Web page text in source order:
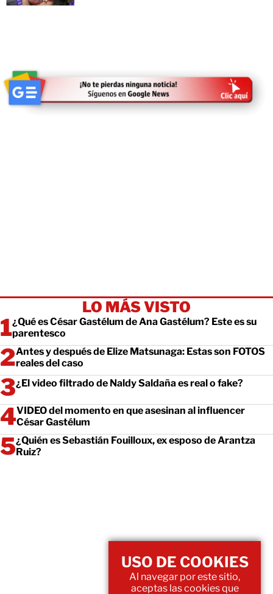
LO MÁS VISTO
¿Qué es César Gastélum de Ana Gastélum? Este es su
parentesco
Antes y después de Elize Matsunaga: Estas son FOTOS
reales del caso
¿El video filtrado de Naldy Saldaña es real o fake?
VIDEO del momento en que asesinan al influencer
César Gastélum
¿Quién es Sebastián Fouilloux, ex esposo de Arantza
Ruiz?
USO DE COOKIES
Al navegar por este sitio,
aceptas las cookies que